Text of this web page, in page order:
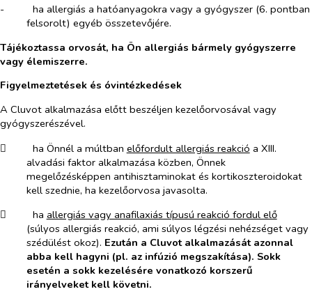
-​
ha allergiás a hatóanyagokra vagy a gyógyszer (6. pontban
felsorolt) egyéb összetevőjére.
Tájékoztassa orvosát, ha Ön allergiás bármely gyógyszerre
vagy élemiszerre.
Figyelmeztetések és óvintézkedések
A Cluvot alkalmazása előtt beszéljen kezelőorvosával vagy
gyógyszerészével.
​
ha Önnél a múltban előfordult allergiás reakció a XIII.
alvadási faktor alkalmazása közben, Önnek
megelőzésképpen antihisztaminokat és kortikoszteroidokat
kell szednie, ha kezelőorvosa javasolta.
​
ha allergiás vagy anafilaxiás típusú reakció fordul elő
(súlyos allergiás reakció, ami súlyos légzési nehézséget vagy
szédülést okoz). Ezután a Cluvot alkalmazását azonnal
abba kell hagyni (pl. az infúzió megszakítása). Sokk
esetén a sokk kezelésére vonatkozó korszerű
irányelveket kell követni.